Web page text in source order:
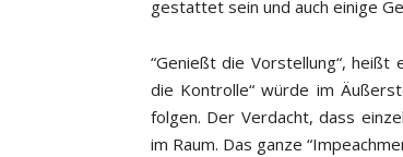
gestattet sein und auch einige
“Genießt die Vorstellung“, heißt
die Kontrolle“ würde im
folgen. Der Verdacht, dass
im Raum. Das ganze